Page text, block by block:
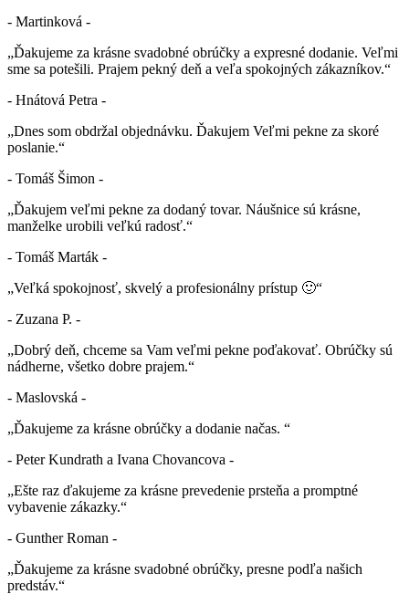
- Martinková -
„Ďakujeme za krásne svadobné obrúčky a expresné dodanie. Veľmi
sme sa potešili. Prajem pekný deň a veľa spokojných zákazníkov.“
- Hnátová Petra -
„Dnes som obdržal objednávku. Ďakujem Veľmi pekne za skoré
poslanie.“
- Tomáš Šimon -
„Ďakujem veľmi pekne za dodaný tovar. Náušnice sú krásne,
manželke urobili veľkú radosť.“
- Tomáš Marták -
„Veľká spokojnosť, skvelý a profesionálny prístup 🙂“
- Zuzana P. -
„Dobrý deň, chceme sa Vam veľmi pekne poďakovať. Obrúčky sú
nádherne, všetko dobre prajem.“
- Maslovská -
„Ďakujeme za krásne obrúčky a dodanie načas. “
- Peter Kundrath a Ivana Chovancova -
„Ešte raz ďakujeme za krásne prevedenie prsteňa a promptné
vybavenie zákazky.“
- Gunther Roman -
„Ďakujeme za krásne svadobné obrúčky, presne podľa našich
predstáv.“